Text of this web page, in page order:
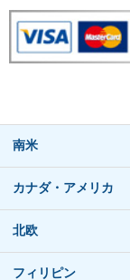
南米
カナダ・アメリカ
北欧
フィリピン